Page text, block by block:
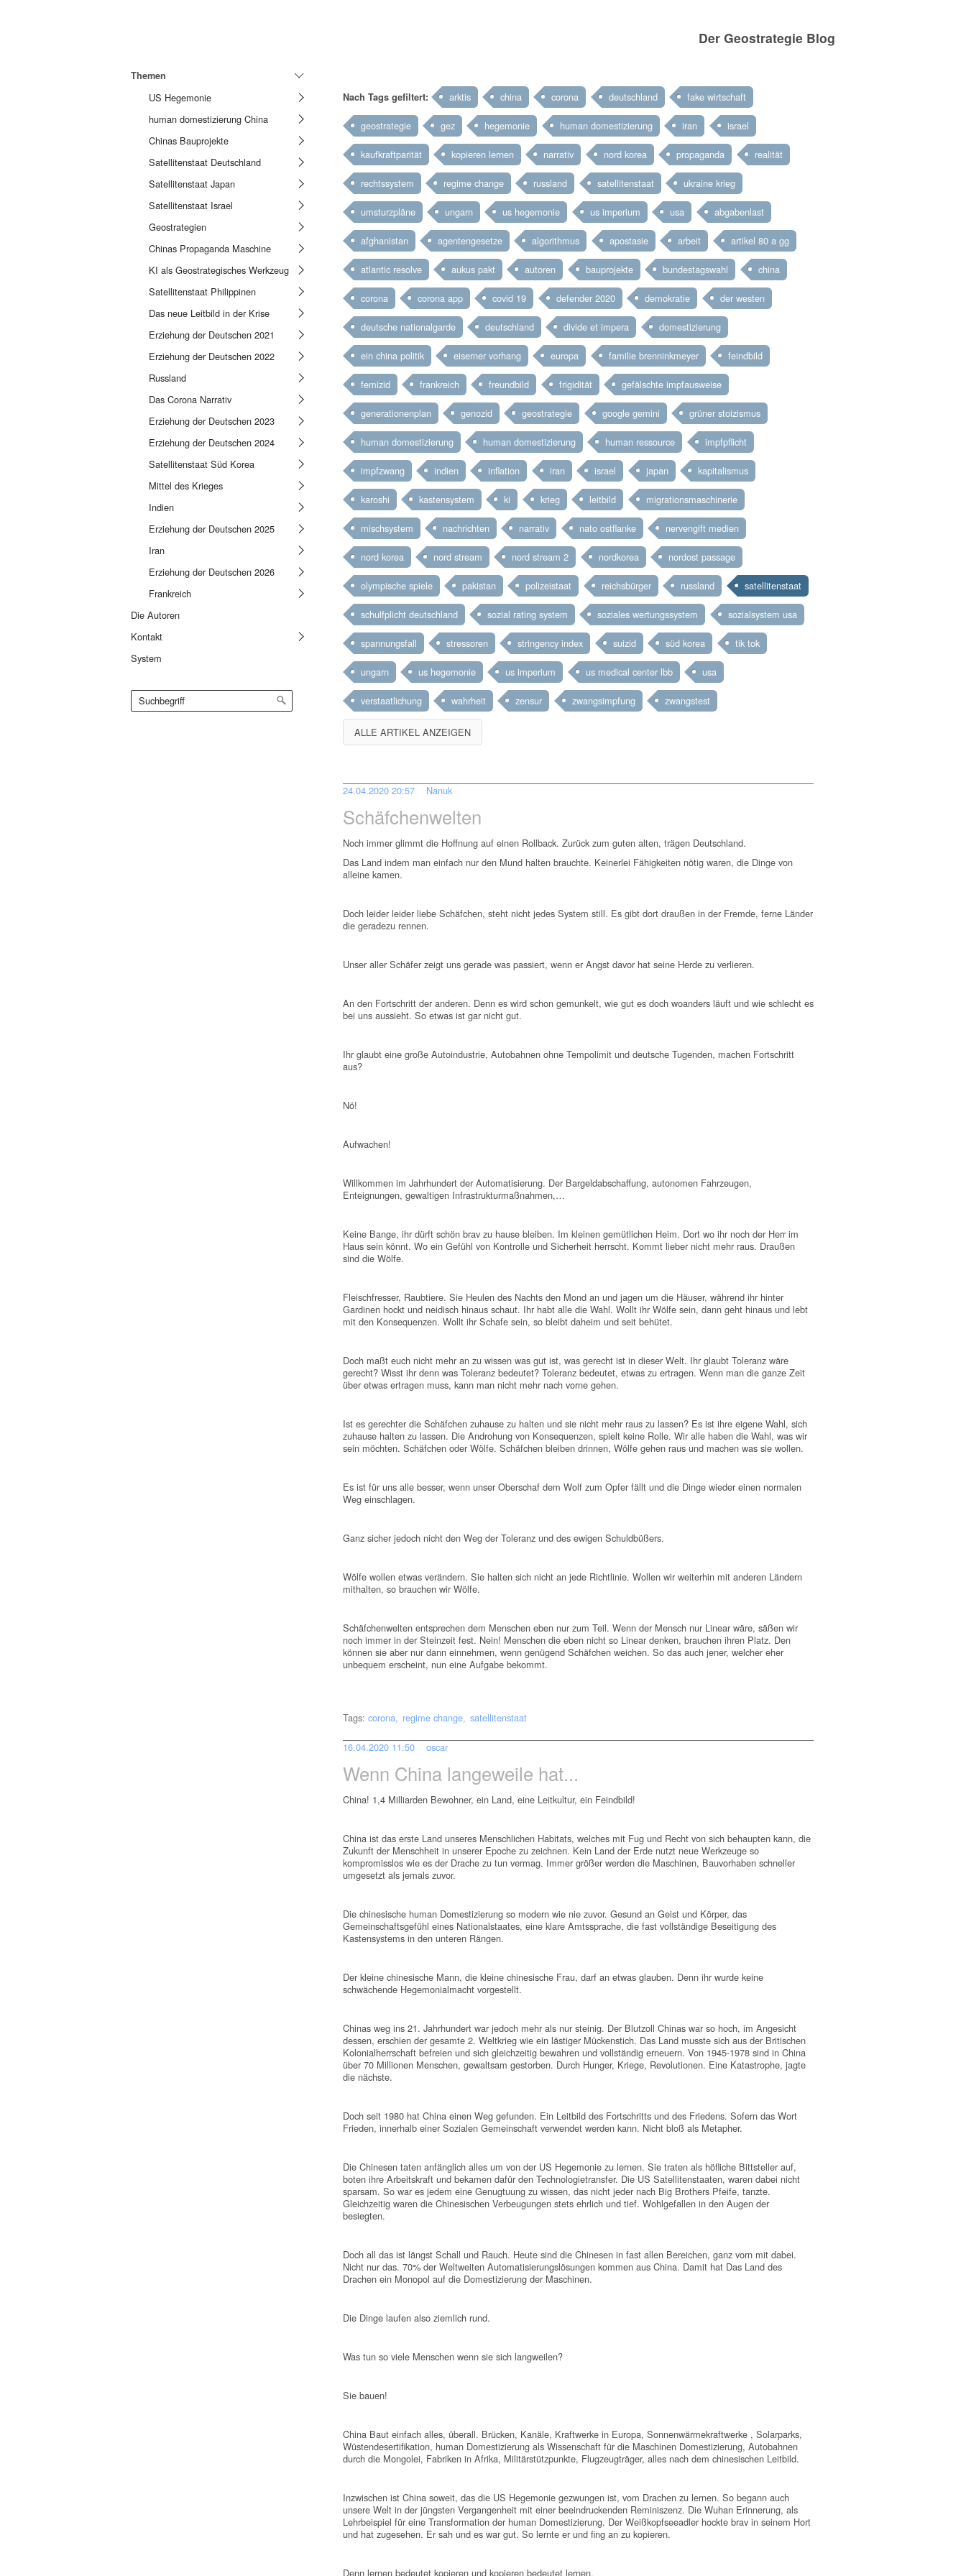
Der Geostrategie Blog
Themen
US Hegemonie
human domestizierung China
Chinas Bauprojekte
Satellitenstaat Deutschland
Satellitenstaat Japan
Satellitenstaat Israel
Geostrategien
Chinas Propaganda Maschine
KI als Geostrategisches Werkzeug
Satellitenstaat Philippinen
Das neue Leitbild in der Krise
Erziehung der Deutschen 2021
Erziehung der Deutschen 2022
Russland
Das Corona Narrativ
Erziehung der Deutschen 2023
Erziehung der Deutschen 2024
Satellitenstaat Süd Korea
Mittel des Krieges
Indien
Erziehung der Deutschen 2025
Iran
Erziehung der Deutschen 2026
Frankreich
Die Autoren
Kontakt
System
Nach Tags gefiltert: arktis china corona deutschland fake wirtschaft
geostrategie gez hegemonie human domestizierung iran israel
kaufkraftparität kopieren lernen narrativ nord korea propaganda realität
rechtssystem regime change russland satellitenstaat ukraine krieg
umsturzpläne ungarn us hegemonie us imperium usa abgabenlast
afghanistan agentengesetze algorithmus apostasie arbeit artikel 80 a gg
atlantic resolve aukus pakt autoren bauprojekte bundestagswahl china
corona corona app covid 19 defender 2020 demokratie der westen
deutsche nationalgarde deutschland divide et impera domestizierung
ein china politik eiserner vorhang europa familie brenninkmeyer feindbild
femizid frankreich freundbild frigidität gefälschte impfausweise
generationenplan genozid geostrategie google gemini grüner stoizismus
human domestizierung human domestizierung human ressource impfpflicht
impfzwang indien inflation iran israel japan kapitalismus
karoshi kastensystem ki krieg leitbild migrationsmaschinerie
mischsystem nachrichten narrativ nato ostflanke nervengift medien
nord korea nord stream nord stream 2 nordkorea nordost passage
olympische spiele pakistan polizeistaat reichsbürger russland satellitenstaat
schulfplicht deutschland sozial rating system soziales wertungssystem sozialsystem usa
spannungsfall stressoren stringency index suizid süd korea tik tok
ungarn us hegemonie us imperium us medical center lbb usa
verstaatlichung wahrheit zensur zwangsimpfung zwangstest
ALLE ARTIKEL ANZEIGEN
24.04.2020 20:57 Nanuk
Schäfchenwelten
Noch immer glimmt die Hoffnung auf einen Rollback. Zurück zum guten alten, trägen Deutschland.
Das Land indem man einfach nur den Mund halten brauchte. Keinerlei Fähigkeiten nötig waren, die Dinge von
alleine kamen.
Doch leider leider liebe Schäfchen, steht nicht jedes System still. Es gibt dort draußen in der Fremde, ferne Länder
die geradezu rennen.
Unser aller Schäfer zeigt uns gerade was passiert, wenn er Angst davor hat seine Herde zu verlieren.
An den Fortschritt der anderen. Denn es wird schon gemunkelt, wie gut es doch woanders läuft und wie schlecht es
bei uns aussieht. So etwas ist gar nicht gut.
Ihr glaubt eine große Autoindustrie, Autobahnen ohne Tempolimit und deutsche Tugenden, machen Fortschritt
aus?
Nö!
Aufwachen!
Willkommen im Jahrhundert der Automatisierung. Der Bargeldabschaffung, autonomen Fahrzeugen,
Enteignungen, gewaltigen Infrastrukturmaßnahmen,…
Keine Bange, ihr dürft schön brav zu hause bleiben. Im kleinen gemütlichen Heim. Dort wo ihr noch der Herr im
Haus sein könnt. Wo ein Gefühl von Kontrolle und Sicherheit herrscht. Kommt lieber nicht mehr raus. Draußen
sind die Wölfe.
Fleischfresser, Raubtiere. Sie Heulen des Nachts den Mond an und jagen um die Häuser, während ihr hinter
Gardinen hockt und neidisch hinaus schaut. Ihr habt alle die Wahl. Wollt ihr Wölfe sein, dann geht hinaus und lebt
mit den Konsequenzen. Wollt ihr Schafe sein, so bleibt daheim und seit behütet.
Doch maßt euch nicht mehr an zu wissen was gut ist, was gerecht ist in dieser Welt. Ihr glaubt Toleranz wäre
gerecht? Wisst ihr denn was Toleranz bedeutet? Toleranz bedeutet, etwas zu ertragen. Wenn man die ganze Zeit
über etwas ertragen muss, kann man nicht mehr nach vorne gehen.
Ist es gerechter die Schäfchen zuhause zu halten und sie nicht mehr raus zu lassen? Es ist ihre eigene Wahl, sich
zuhause halten zu lassen. Die Androhung von Konsequenzen, spielt keine Rolle. Wir alle haben die Wahl, was wir
sein möchten. Schäfchen oder Wölfe. Schäfchen bleiben drinnen, Wölfe gehen raus und machen was sie wollen.
Es ist für uns alle besser, wenn unser Oberschaf dem Wolf zum Opfer fällt und die Dinge wieder einen normalen
Weg einschlagen.
Ganz sicher jedoch nicht den Weg der Toleranz und des ewigen Schuldbüßers.
Wölfe wollen etwas verändern. Sie halten sich nicht an jede Richtlinie. Wollen wir weiterhin mit anderen Ländern
mithalten, so brauchen wir Wölfe.
Schäfchenwelten entsprechen dem Menschen eben nur zum Teil. Wenn der Mensch nur Linear wäre, säßen wir
noch immer in der Steinzeit fest. Nein! Menschen die eben nicht so Linear denken, brauchen ihren Platz. Den
können sie aber nur dann einnehmen, wenn genügend Schäfchen weichen. So das auch jener, welcher eher
unbequem erscheint, nun eine Aufgabe bekommt.
Tags: corona regime change satellitenstaat
16.04.2020 11:50 oscar
Wenn China langeweile hat...
China! 1,4 Milliarden Bewohner, ein Land, eine Leitkultur, ein Feindbild!
China ist das erste Land unseres Menschlichen Habitats, welches mit Fug und Recht von sich behaupten kann, die
Zukunft der Menschheit in unserer Epoche zu zeichnen. Kein Land der Erde nutzt neue Werkzeuge so
kompromisslos wie es der Drache zu tun vermag. Immer größer werden die Maschinen, Bauvorhaben schneller
umgesetzt als jemals zuvor.
Die chinesische human Domestizierung so modern wie nie zuvor. Gesund an Geist und Körper, das
Gemeinschaftsgefühl eines Nationalstaates, eine klare Amtssprache, die fast vollständige Beseitigung des
Kastensystems in den unteren Rängen.
Der kleine chinesische Mann, die kleine chinesische Frau, darf an etwas glauben. Denn ihr wurde keine
schwächende Hegemonialmacht vorgestellt.
Chinas weg ins 21. Jahrhundert war jedoch mehr als nur steinig. Der Blutzoll Chinas war so hoch, im Angesicht
dessen, erschien der gesamte 2. Weltkrieg wie ein lästiger Mückenstich. Das Land musste sich aus der Britischen
Kolonialherrschaft befreien und sich gleichzeitig bewahren und vollständig erneuern. Von 1945-1978 sind in China
über 70 Millionen Menschen, gewaltsam gestorben. Durch Hunger, Kriege, Revolutionen. Eine Katastrophe, jagte
die nächste.
Doch seit 1980 hat China einen Weg gefunden. Ein Leitbild des Fortschritts und des Friedens. Sofern das Wort
Frieden, innerhalb einer Sozialen Gemeinschaft verwendet werden kann. Nicht bloß als Metapher.
Die Chinesen taten anfänglich alles um von der US Hegemonie zu lernen. Sie traten als höfliche Bittsteller auf,
boten ihre Arbeitskraft und bekamen dafür den Technologietransfer. Die US Satellitenstaaten, waren dabei nicht
sparsam. So war es jedem eine Genugtuung zu wissen, das nicht jeder nach Big Brothers Pfeife, tanzte.
Gleichzeitig waren die Chinesischen Verbeugungen stets ehrlich und tief. Wohlgefallen in den Augen der
besiegten.
Doch all das ist längst Schall und Rauch. Heute sind die Chinesen in fast allen Bereichen, ganz vorn mit dabei.
Nicht nur das. 70% der Weltweiten Automatisierungslösungen kommen aus China. Damit hat Das Land des
Drachen ein Monopol auf die Domestizierung der Maschinen.
Die Dinge laufen also ziemlich rund.
Was tun so viele Menschen wenn sie sich langweilen?
Sie bauen!
China Baut einfach alles, überall. Brücken, Kanäle, Kraftwerke in Europa, Sonnenwärmekraftwerke , Solarparks,
Wüstendesertifikation, human Domestizierung als Wissenschaft für die Maschinen Domestizierung, Autobahnen
durch die Mongolei, Fabriken in Afrika, Militärstützpunkte, Flugzeugträger, alles nach dem chinesischen Leitbild.
Inzwischen ist China soweit, das die US Hegemonie gezwungen ist, vom Drachen zu lernen. So begann auch
unsere Welt in der jüngsten Vergangenheit mit einer beeindruckenden Reminiszenz. Die Wuhan Erinnerung, als
Lehrbeispiel für eine Transformation der human Domestizierung. Der Weißkopfseeadler hockte brav in seinem Hort
und hat zugesehen. Er sah und es war gut. So lernte er und fing an zu kopieren.
Denn lernen bedeutet kopieren und kopieren bedeutet lernen.